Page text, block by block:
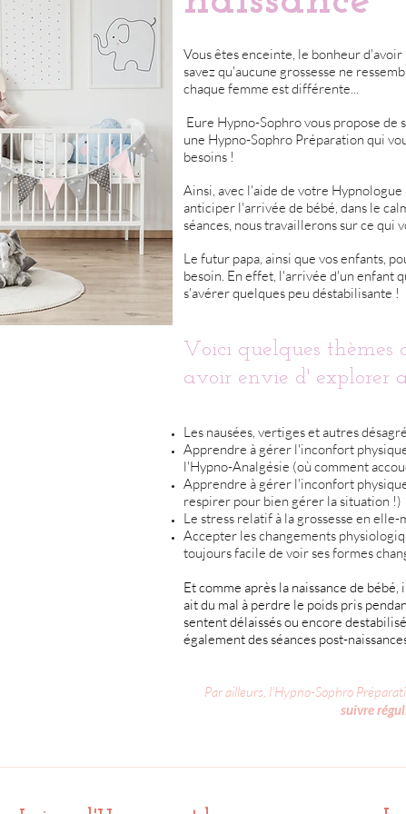
Vous êtes enceinte, le bonheur
savez qu'aucune grossesse ne
chaque femme est différente...
Eure Hypno-Sophro vous propose de
une Hypno-Sophro Préparation qui
besoins !
Ainsi, avec l'aide de votre
anticiper l'arrivée de bébé, dans le
séances, nous travaillerons sur ce qui
Le futur papa, ainsi que vos enfants,
besoin. En effet, l'arrivée d'un enfant
s'avérer quelques peu déstabilisante !
Voici quelques thèmes
avoir envie d' explorer
Les nausées, vertiges et autres
Apprendre à gérer l'inconfort
l'Hypno-Analgésie (où comment
Apprendre à gérer l'inconfort
respirer pour bien gérer la situation !)
Le stress relatif à la grossesse en elle-
Accepter les changements
toujours facile de voir ses formes
Et comme après la naissance de
ait du mal à perdre le poids pris
sentent délaissés ou encore
également des séances post-
Par ailleurs, l'Hypno-Sophro
suivre